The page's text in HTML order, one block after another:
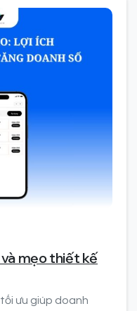
mẹo thiết kế
ưu giúp doanh